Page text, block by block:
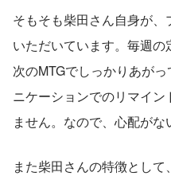
そもそも柴田さん自身が
いただいています。毎週の
次のMTGでしっかりあが
ニケーションでのリマイ
ません。なので、心配がな
また柴田さんの特徴とし